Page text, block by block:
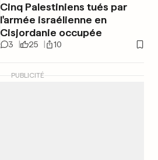
Cinq Palestiniens tués par
l'armée israélienne en
Cisjordanie occupée
3 25 10
PUBLICITÉ